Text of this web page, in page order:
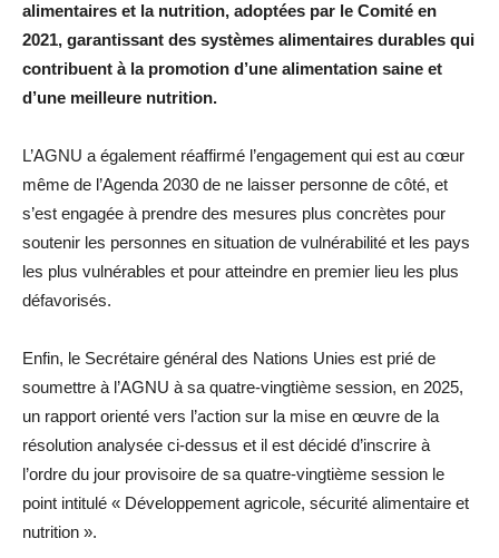
alimentaires et la nutrition, adoptées par le Comité en
2021, garantissant des systèmes alimentaires durables qui
contribuent à la promotion d’une alimentation saine et
d’une meilleure nutrition.
L’AGNU a également réaffirmé l’engagement qui est au cœur
même de l’Agenda 2030 de ne laisser personne de côté, et
s’est engagée à prendre des mesures plus concrètes pour
soutenir les personnes en situation de vulnérabilité et les pays
les plus vulnérables et pour atteindre en premier lieu les plus
défavorisés.
Enfin, le Secrétaire général des Nations Unies est prié de
soumettre à l’AGNU à sa quatre-vingtième session, en 2025,
un rapport orienté vers l’action sur la mise en œuvre de la
résolution analysée ci-dessus et il est décidé d’inscrire à
l’ordre du jour provisoire de sa quatre-vingtième session le
point intitulé « Développement agricole, sécurité alimentaire et
nutrition ».